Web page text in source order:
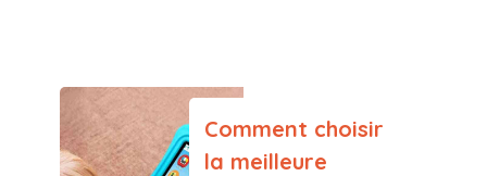
Comment choisir
la meilleure